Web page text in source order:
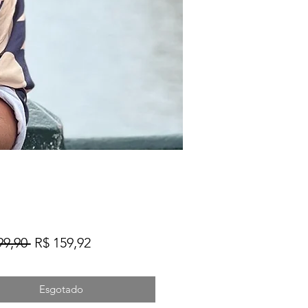
Preço
R$ 159,92Preço
Esgotado